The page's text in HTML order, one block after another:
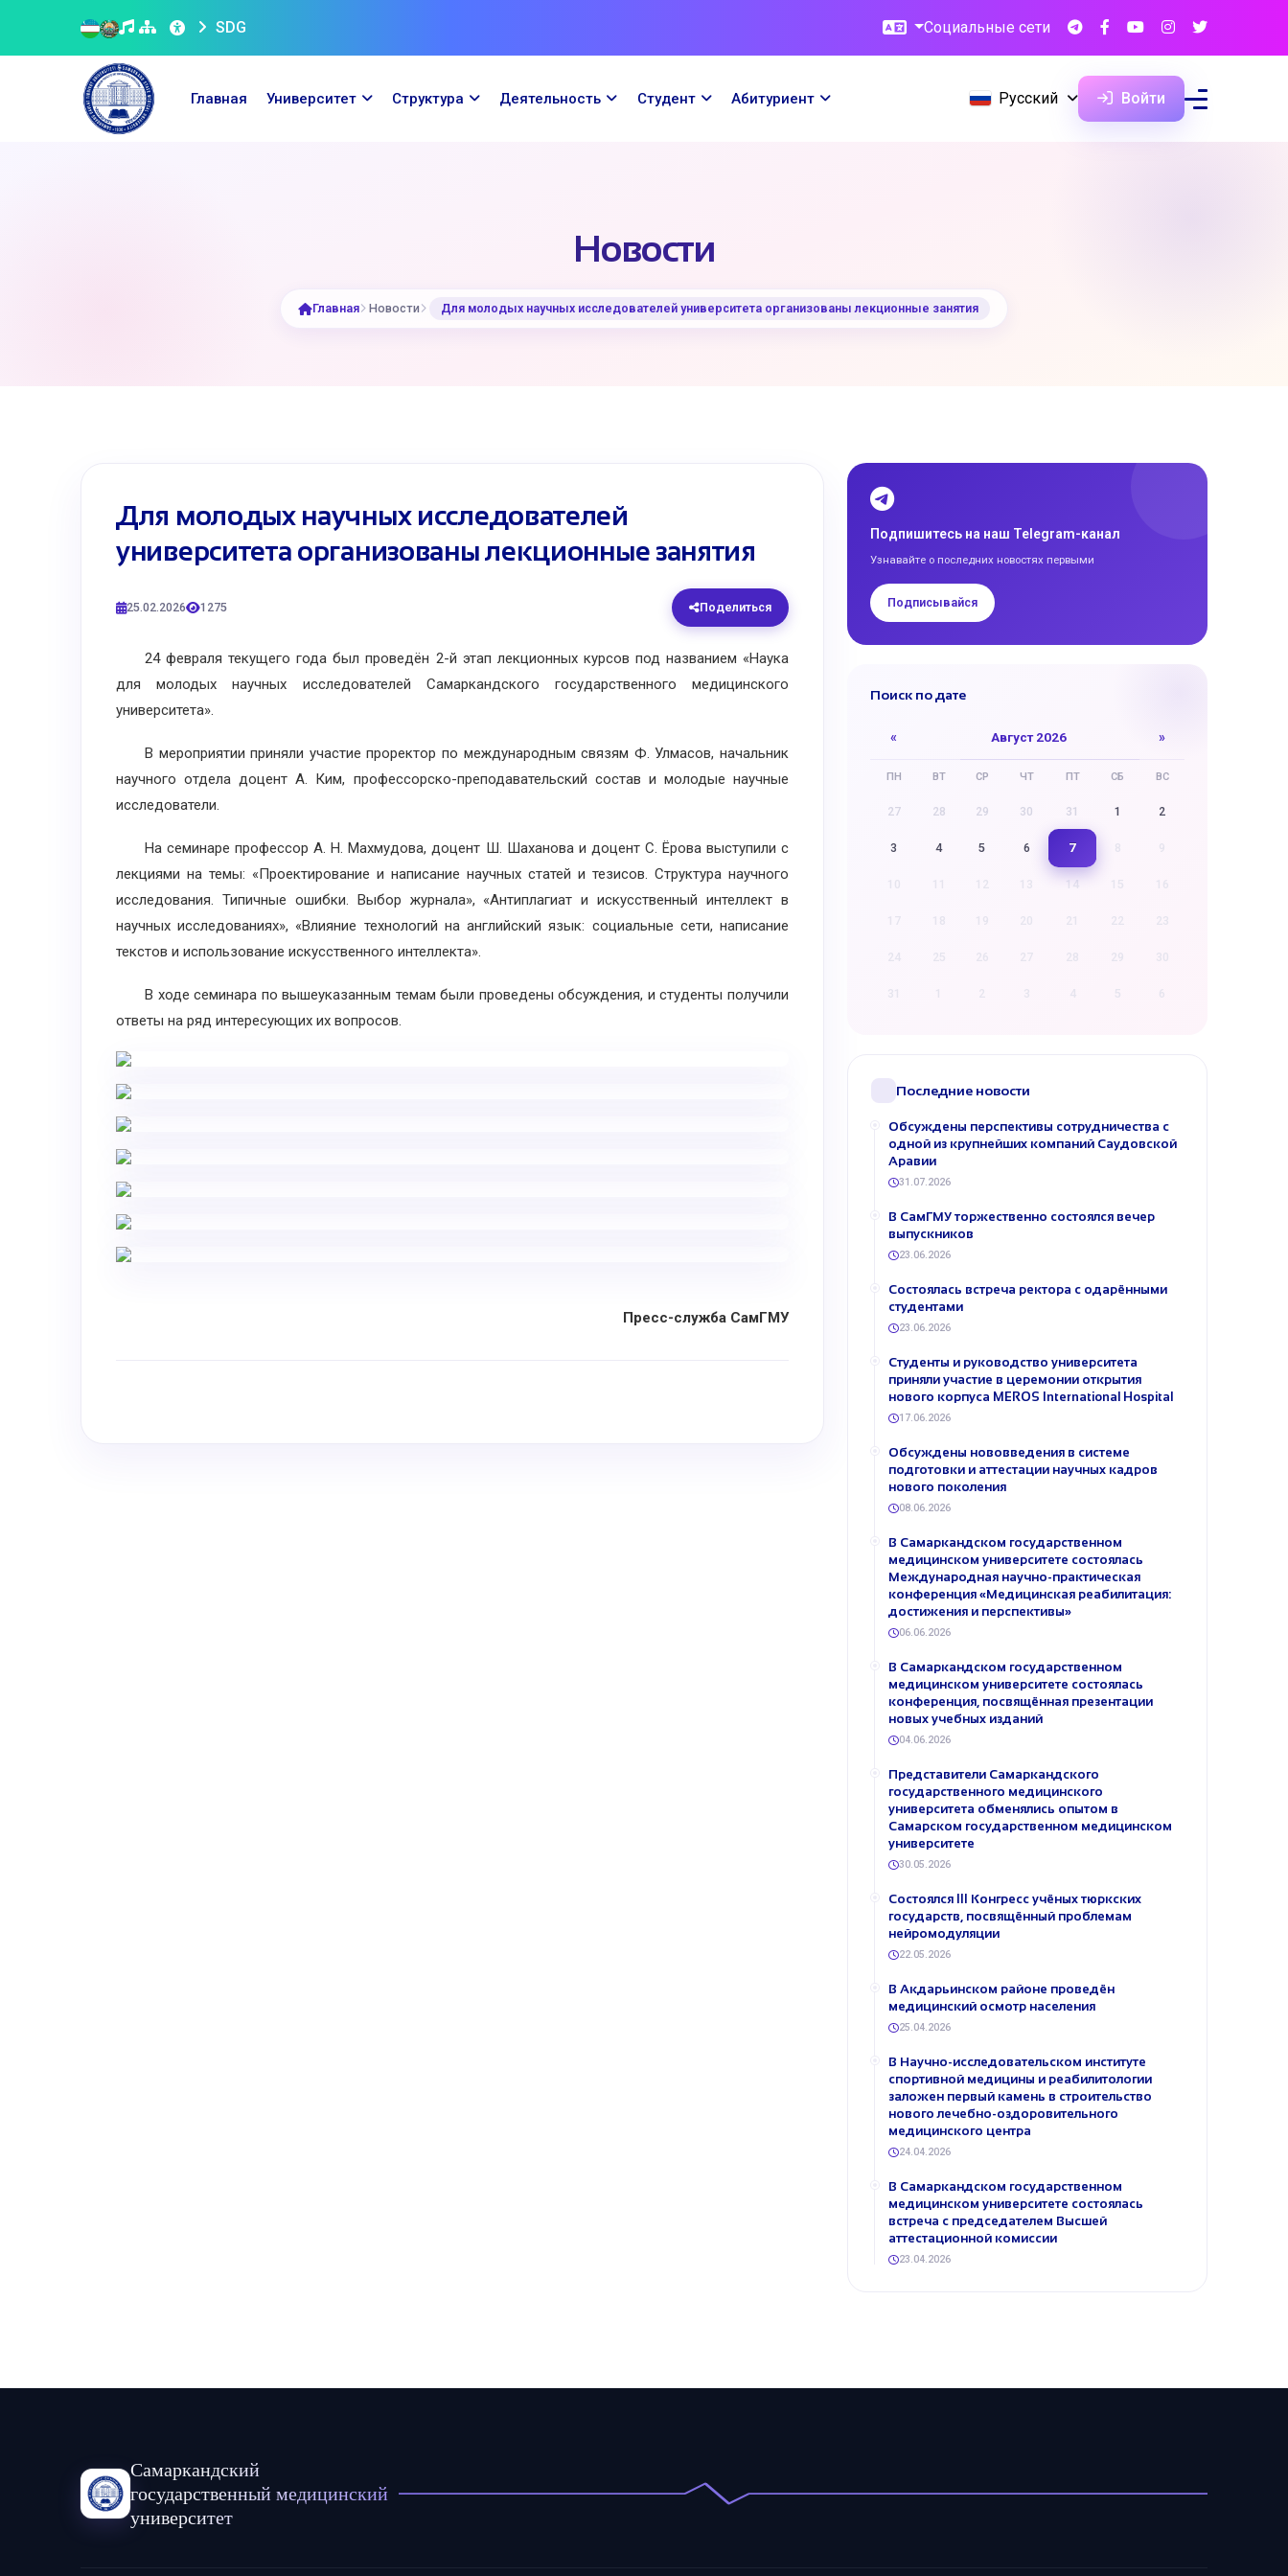
SDG Социальные сети
Главная Университет Структура Деятельность Cтудент Абитуриент Русский Войти
Новости
Главная Новости Для молодых научных исследователей университета организованы лекционные занятия
Для молодых научных исследователей
университета организованы лекционные занятия
25.02.2026 1275 Поделиться
24 февраля текущего года был проведён 2-й этап лекционных курсов под названием «Наука
для молодых научных исследователей Самаркандского государственного медицинского
университета».
В мероприятии приняли участие проректор по международным связям Ф. Улмасов, начальник
научного отдела доцент А. Ким, профессорско-преподавательский состав и молодые научные
исследователи.
На семинаре профессор А. Н. Махмудова, доцент Ш. Шаханова и доцент С. Ёрова выступили с
лекциями на темы: «Проектирование и написание научных статей и тезисов. Структура научного
исследования. Типичные ошибки. Выбор журнала», «Антиплагиат и искусственный интеллект в
научных исследованиях», «Влияние технологий на английский язык: социальные сети, написание
текстов и использование искусственного интеллекта».
В ходе семинара по вышеуказанным темам были проведены обсуждения, и студенты получили
ответы на ряд интересующих их вопросов.
Пресс-служба СамГМУ
Подпишитесь на наш Telegram-канал
Узнавайте о последних новостях первыми
Подписывайся
Поиск по дате
« Август 2026 »
ПН ВТ СР ЧТ ПТ СБ ВС
27 28 29 30 31 1 2
3 4 5 6 7
14 16
22 23
28 29 30
4 5 6
Последние новости
Обсуждены перспективы сотрудничества с
одной из крупнейших компаний Саудовской
Аравии
31.07.2026
В СамГМУ торжественно состоялся вечер
выпускников
23.06.2026
Состоялась встреча ректора с одарёнными
студентами
23.06.2026
Студенты и руководство университета
приняли участие в церемонии открытия
нового корпуса MEROS International Hospital
17.06.2026
Обсуждены нововведения в системе
подготовки и аттестации научных кадров
нового поколения
08.06.2026
В Самаркандском государственном
медицинском университете состоялась
Международная научно-практическая
конференция «Медицинская реабилитация:
достижения и перспективы»
06.06.2026
В Самаркандском государственном
медицинском университете состоялась
конференция, посвящённая презентации
новых учебных изданий
04.06.2026
Представители Самаркандского
государственного медицинского
университета обменялись опытом в
Самарском государственном медицинском
университете
30.05.2026
Состоялся III Конгресс учёных тюркских
государств, посвящённый проблемам
нейромодуляции
22.05.2026
В Акдарьинском районе проведён
медицинский осмотр населения
25.04.2026
В Научно-исследовательском институте
спортивной медицины и реабилитологии
заложен первый камень в строительство
нового лечебно-оздоровительного
медицинского центра
24.04.2026
В Самаркандском государственном
медицинском университете состоялась
встреча с председателем Высшей
аттестационной комиссии
23.04.2026
Самаркандский
государственный медицинский
университет